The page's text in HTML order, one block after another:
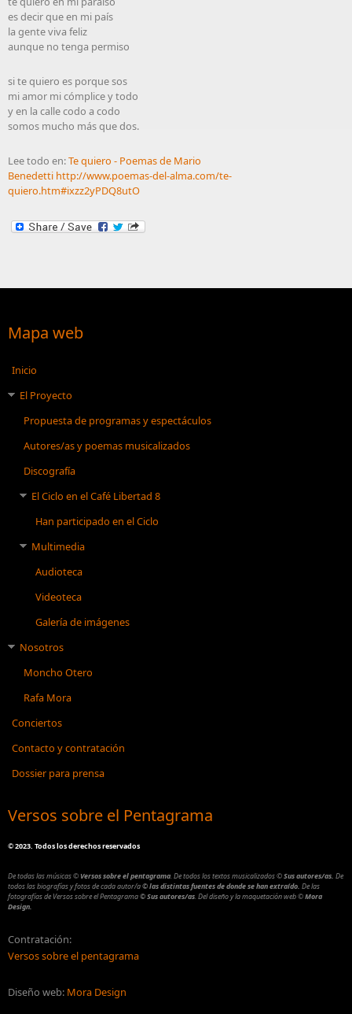
es decir que en mi país
la gente viva feliz
aunque no tenga permiso
si te quiero es porque sos
mi amor mi cómplice y todo
y en la calle codo a codo
somos mucho más que dos.
Lee todo en:Te quiero - Poemas de Mario
Benedetti http://www.poemas-del-alma.com/te-
quiero.htm#ixzz2yPDQ8utO
Mapa web
Inicio
El Proyecto
Propuesta de programas y espectáculos
Autores/as y poemas musicalizados
Discografía
El Ciclo en el Café Libertad 8
Han participado en el Ciclo
Multimedia
Audioteca
Videoteca
Galería de imágenes
Nosotros
Moncho Otero
Rafa Mora
Conciertos
Contacto y contratación
Dossier para prensa
Versos sobre el Pentagrama
©2023. Todos los derechos reservados
De todas las músicas© Versos sobre el pentagrama. De todos los textos musicalizados©Sus autores/as. De
todos las biografías y fotos de cada autor/a© las distintas fuentes de donde se han extraído. De las
fotografías de Versos sobre el Pentagrama© Sus autores/as. Del diseño y la maquetación web©Mora
Design.
Contratación:
Versos sobre el pentagrama
Diseño web: Mora Design